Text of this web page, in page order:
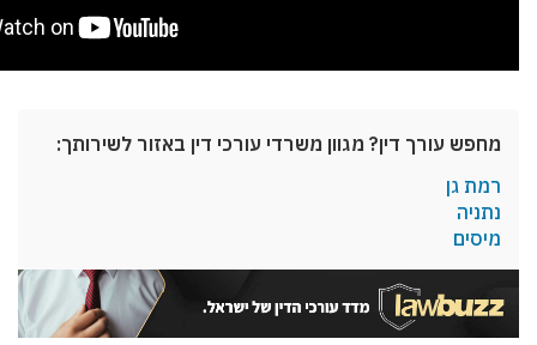
מחפש עורך דין? מגוון משרדי עורכי דין באזור לשירותך:
רמת גן
נתניה
מיסים